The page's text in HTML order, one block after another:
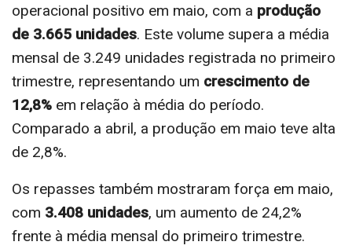
operacional positivo em maio, com a produção
de 3.665 unidades. Este volume supera a média
mensal de 3.249 unidades registrada no primeiro
trimestre, representando um crescimento de
12,8% em relação à média do período.
Comparado a abril, a produção em maio teve alta
de 2,8%.
Os repasses também mostraram força em maio,
com 3.408 unidades, um aumento de 24,2%
frente à média mensal do primeiro trimestre.